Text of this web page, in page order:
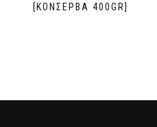
[ΚΟΝΣΕΡΒΑ 400GR]